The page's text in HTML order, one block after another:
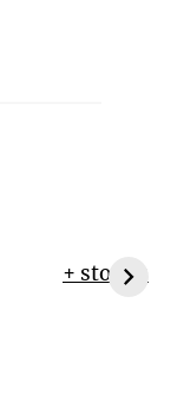
+ stories